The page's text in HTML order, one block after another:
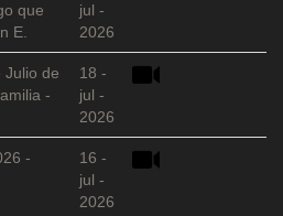
que
E.
jul -
2026
Julio de
-
18 -
jul -
2026
-
16 -
jul -
2026